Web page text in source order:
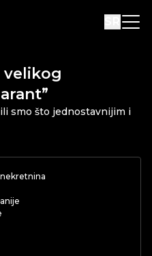
velikog
smo što jednostavnijim i